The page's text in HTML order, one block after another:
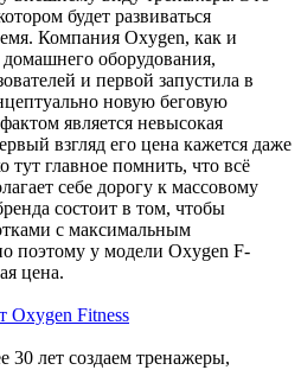
будет развиваться
Компания Oxygen, как и
оборудования,
и первой запустила в
новую беговую
является невысокая
взгляд его цена кажется даже
главное помнить, что всё
себе дорогу к массовому
состоит в том, чтобы
с максимальным
поэтому у модели Oxygen F-
цена.
Oxygen Fitness
30 лет создаем тренажеры,